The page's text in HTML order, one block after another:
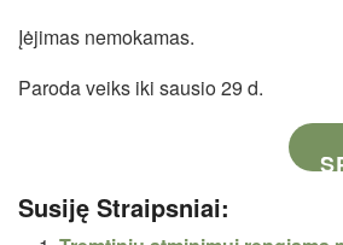
Įėjimas nemokamas.
Paroda veiks iki sausio 29 d.
Susiję Straipsniai: